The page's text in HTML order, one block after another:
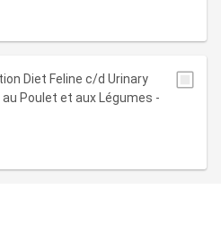
Diet Feline c/d Urinary
Poulet et aux Légumes -